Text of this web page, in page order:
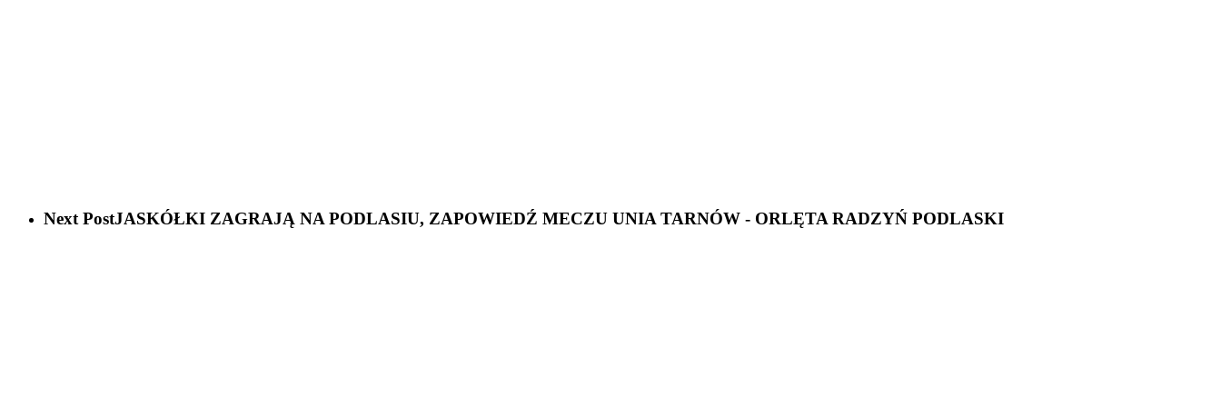
Next PostJASKÓŁKI ZAGRAJĄ NA PODLASIU, ZAPOWIEDŹ MECZU UNIA TARNÓW - ORLĘTA RADZYŃ PODLASKI